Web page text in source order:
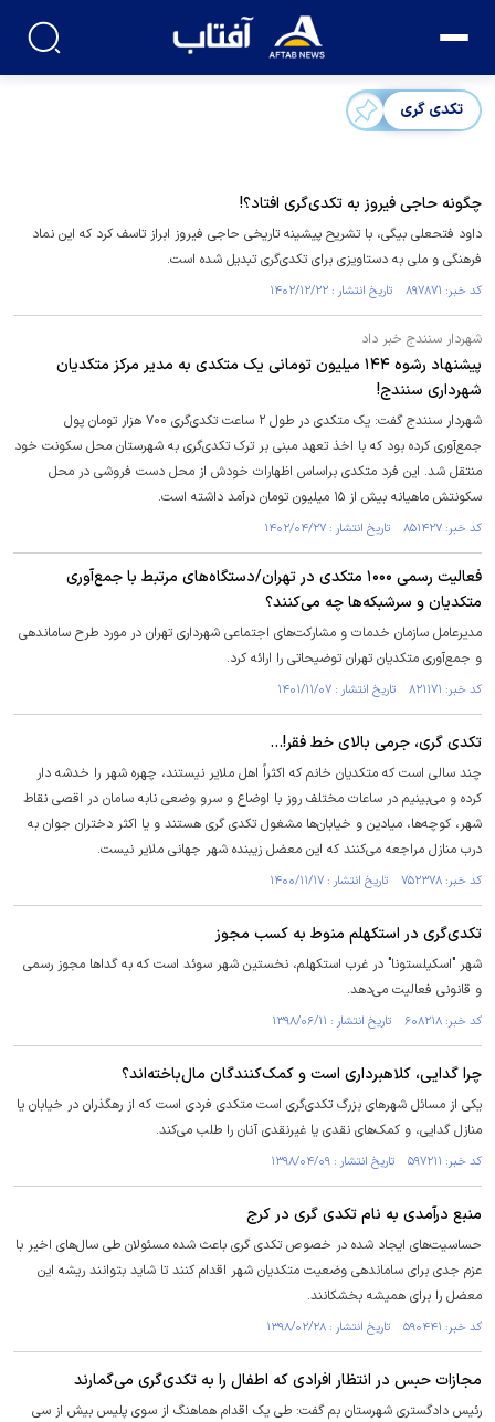
تکدی گری
چگونه حاجی فیروز به تکدی‌گری افتاد؟!
داود فتحعلی بیگی، با تشریح پیشینه تاریخی حاجی فیروز ابراز تاسف کرد که این نماد
فرهنگی و ملی به دستاویزی برای تکدی‌گری تبدیل شده است.
کد خبر: ۸۹۷۸۷۱ تاریخ انتشار : ۱۴۰۲/۱۲/۲۲
شهردار سنندج خبر داد
پیشنهاد رشوه ۱۴۴ میلیون تومانی یک متکدی به مدیر مرکز متکدیان
شهرداری سنندج!
شهردار سنندج گفت: یک متکدی در طول ۲ ساعت تکدی‌گری ۷۰۰ هزار تومان پول
جمع‌آوری کرده بود که با اخذ تعهد مبنی بر ترک تکدی‌گری به شهرستان محل سکونت خود
منتقل شد. این فرد متکدی براساس اظهارات خودش از محل دست فروشی در محل
سکونتش ماهیانه بیش از ۱۵ میلیون تومان درآمد داشته است.
کد خبر: ۸۵۱۴۲۷ تاریخ انتشار : ۱۴۰۲/۰۴/۲۷
فعالیت رسمی ۱۰۰۰ متکدی در تهران/دستگاه‌های مرتبط با جمع‌آوری
متکدیان و سرشبکه‌ها چه می‌کنند؟
مدیرعامل سازمان خدمات و مشارکت‌های اجتماعی شهرداری تهران در مورد طرح ساماندهی
و جمع‌آوری متکدیان تهران توضیحاتی را ارائه کرد.
کد خبر: ۸۲۱۱۷۱ تاریخ انتشار : ۱۴۰۱/۱۱/۰۷
تکدی گری، جرمی بالای خط فقر!... ‏
چند سالی است که متکدیان خانم که اکثراً اهل ملایر نیستند، چهره شهر را خدشه دار
کرده و می‌‏بینیم در ساعات مختلف روز با اوضاع و سرو وضعی نابه سامان در اقصی نقاط
شهر، کوچه‌ها، ‏میادین و خیابان‌ها مشغول تکدی گری هستند و یا اکثر دختران جوان به
درب منازل مراجعه می‌‏کنند که این معضل زیبنده شهر جهانی ملایر نیست.‏
کد خبر: ۷۵۲۳۷۸ تاریخ انتشار : ۱۴۰۰/۱۱/۱۷
تکدی‌گری در استکهلم منوط به کسب مجوز
شهر "اسکیلستونا" در غرب استکهلم، نخستین شهر سوئد است که به گداها مجوز رسمی
و قانونی فعالیت می‌دهد.
کد خبر: ۶۰۸۲۱۸ تاریخ انتشار : ۱۳۹۸/۰۶/۱۱
چرا گدایی، کلاهبرداری است و کمک‌کنندگان مال‌باخته‌اند؟
یکی از مسائل شهرهای بزرگ تکدی‌گری است متکدی فردی است که از رهگذران در خیابان یا
منازل گدایی، و کمک‌های نقدی یا غیرنقدی آنان را طلب می‌کند.
کد خبر: ۵۹۷۲۱۱ تاریخ انتشار : ۱۳۹۸/۰۴/۰۹
منبع درآمدی به نام تکدی گری در کرج
حساسیت‌های ایجاد شده در خصوص تکدی گری باعث شده مسئولان طی سال‌های اخیر با
عزم جدی برای ساماندهی وضعیت متکدیان شهر اقدام کنند تا شاید بتوانند ریشه این
معضل را برای همیشه بخشکانند.
کد خبر: ۵۹۰۴۴۱ تاریخ انتشار : ۱۳۹۸/۰۲/۲۸
مجازات حبس در انتظار افرادی که اطفال را به تکدی‌گری می‌گمارند
رئیس دادگستری شهرستان بم گفت: طی یک اقدام هماهنگ از سوی پلیس بیش از سی